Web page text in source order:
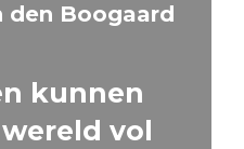
den Boogaard
kunnen
vol